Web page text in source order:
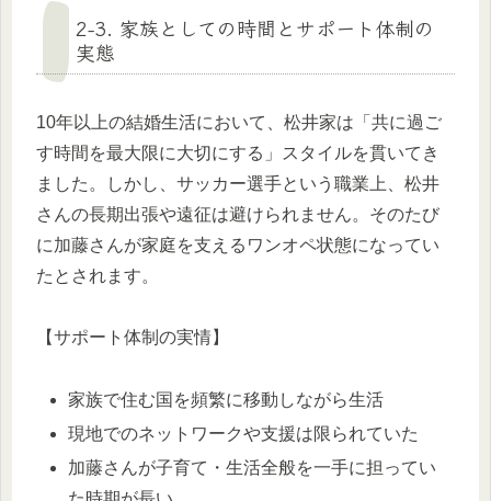
2-3. 家族としての時間とサポート体制の
実態
10年以上の結婚生活において、松井家は「共に過ご
す時間を最大限に大切にする」スタイルを貫いてき
ました。しかし、サッカー選手という職業上、松井
さんの長期出張や遠征は避けられません。そのたび
に加藤さんが家庭を支えるワンオペ状態になってい
たとされます。
【サポート体制の実情】
家族で住む国を頻繁に移動しながら生活
現地でのネットワークや支援は限られていた
加藤さんが子育て・生活全般を一手に担ってい